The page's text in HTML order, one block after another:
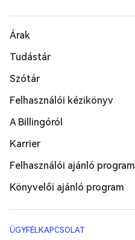
ÜGYFÉLKAPCSOLAT
Árak
Tudástár
Szótár
Felhasználói kézikönyv
A Billingóról
Karrier
Felhasználói ajánló program
Könyvelői ajánló program